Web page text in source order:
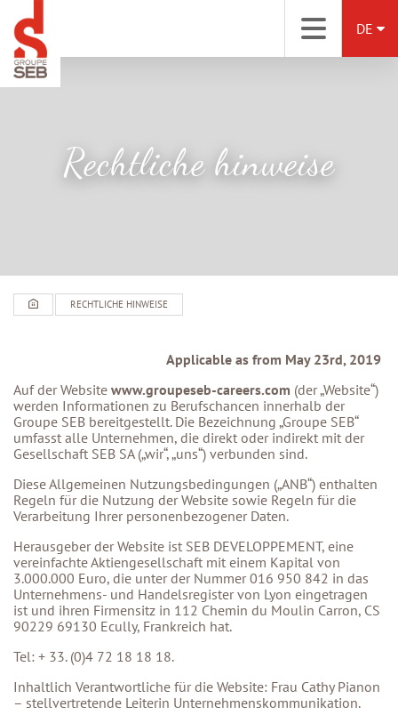
DE
Rechtliche hinweise
RECHTLICHE HINWEISE
Applicable as from May 23rd, 2019
Auf der Website www.groupeseb-careers.com (der „Website“)
werden Informationen zu Berufschancen innerhalb der
Groupe SEB bereitgestellt. Die Bezeichnung „Groupe SEB“
umfasst alle Unternehmen, die direkt oder indirekt mit der
Gesellschaft SEB SA („wir“, „uns“) verbunden sind.
Diese Allgemeinen Nutzungsbedingungen („ANB“) enthalten
Regeln für die Nutzung der Website sowie Regeln für die
Verarbeitung Ihrer personenbezogener Daten.
Herausgeber der Website ist SEB DEVELOPPEMENT, eine
vereinfachte Aktiengesellschaft mit einem Kapital von
3.000.000 Euro, die unter der Nummer 016 950 842 in das
Unternehmens- und Handelsregister von Lyon eingetragen
ist und ihren Firmensitz in 112 Chemin du Moulin Carron, CS
90229 69130 Ecully, Frankreich hat.
Tel: + 33. (0)4 72 18 18 18.
Inhaltlich Verantwortliche für die Website: Frau Cathy Pianon
– stellvertretende Leiterin Unternehmenskommunikation.